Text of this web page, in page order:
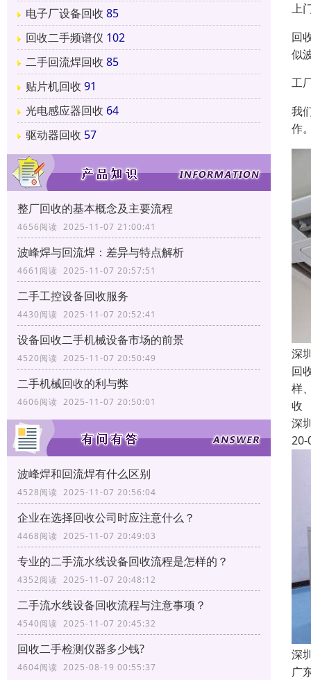
电子厂设备回收 85
回收二手频谱仪 102
二手回流焊回收 85
贴片机回收 91
光电感应器回收 64
驱动器回收 57
整厂回收的基本概念及主要流程
4656阅读 2025-11-07 21:00:41
波峰焊与回流焊：差异与特点解析
4661阅读 2025-11-07 20:57:51
二手工控设备回收服务
4430阅读 2025-11-07 20:52:41
设备回收二手机械设备市场的前景
4520阅读 2025-11-07 20:50:49
二手机械回收的利与弊
4606阅读 2025-11-07 20:50:01
波峰焊和回流焊有什么区别
4528阅读 2025-11-07 20:56:04
企业在选择回收公司时应注意什么？
4468阅读 2025-11-07 20:49:03
专业的二手流水线设备回收流程是怎样的？
4352阅读 2025-11-07 20:48:12
二手流水线设备回收流程与注意事项？
4540阅读 2025-11-07 20:45:32
回收二手检测仪器多少钱?
4604阅读 2025-08-19 00:55:37
上
回
似
工
我
作
深
回
样
收
深
20-
深
广